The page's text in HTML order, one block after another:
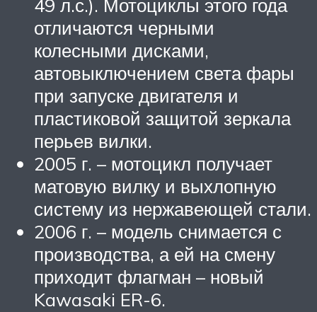
49 л.с.). Мотоциклы этого года
отличаются черными
колесными дисками,
автовыключением света фары
при запуске двигателя и
пластиковой защитой зеркала
перьев вилки.
2005 г. – мотоцикл получает
матовую вилку и выхлопную
систему из нержавеющей стали.
2006 г. – модель снимается с
производства, а ей на смену
приходит флагман – новый
Kawasaki ER-6.